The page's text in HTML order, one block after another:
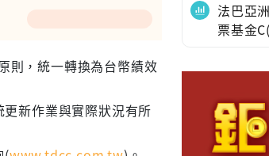
則，統一轉換為台幣績效
新作業與實際狀況有所
法巴亞
票基金